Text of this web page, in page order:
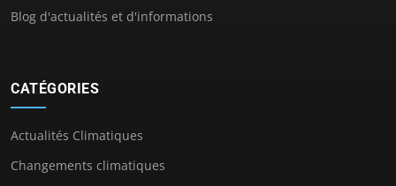
Blog d'actualités et d'informations
CATÉGORIES
Actualités Climatiques
Changements climatiques